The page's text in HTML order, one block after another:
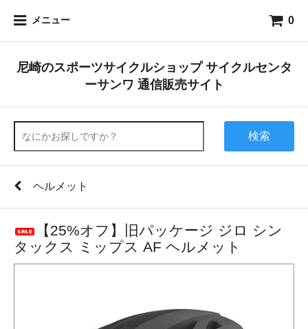
メニュー 0
尼崎のスポーツサイクルショップ サイクルセンタ
ーサンワ 通信販売サイト
検索
ヘルメット
【25%オフ】旧パッケージ ジロ シン
タックス ミップス AF ヘルメット